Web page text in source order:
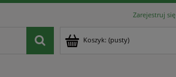
Zarejestruj się
Koszyk: (pusty)